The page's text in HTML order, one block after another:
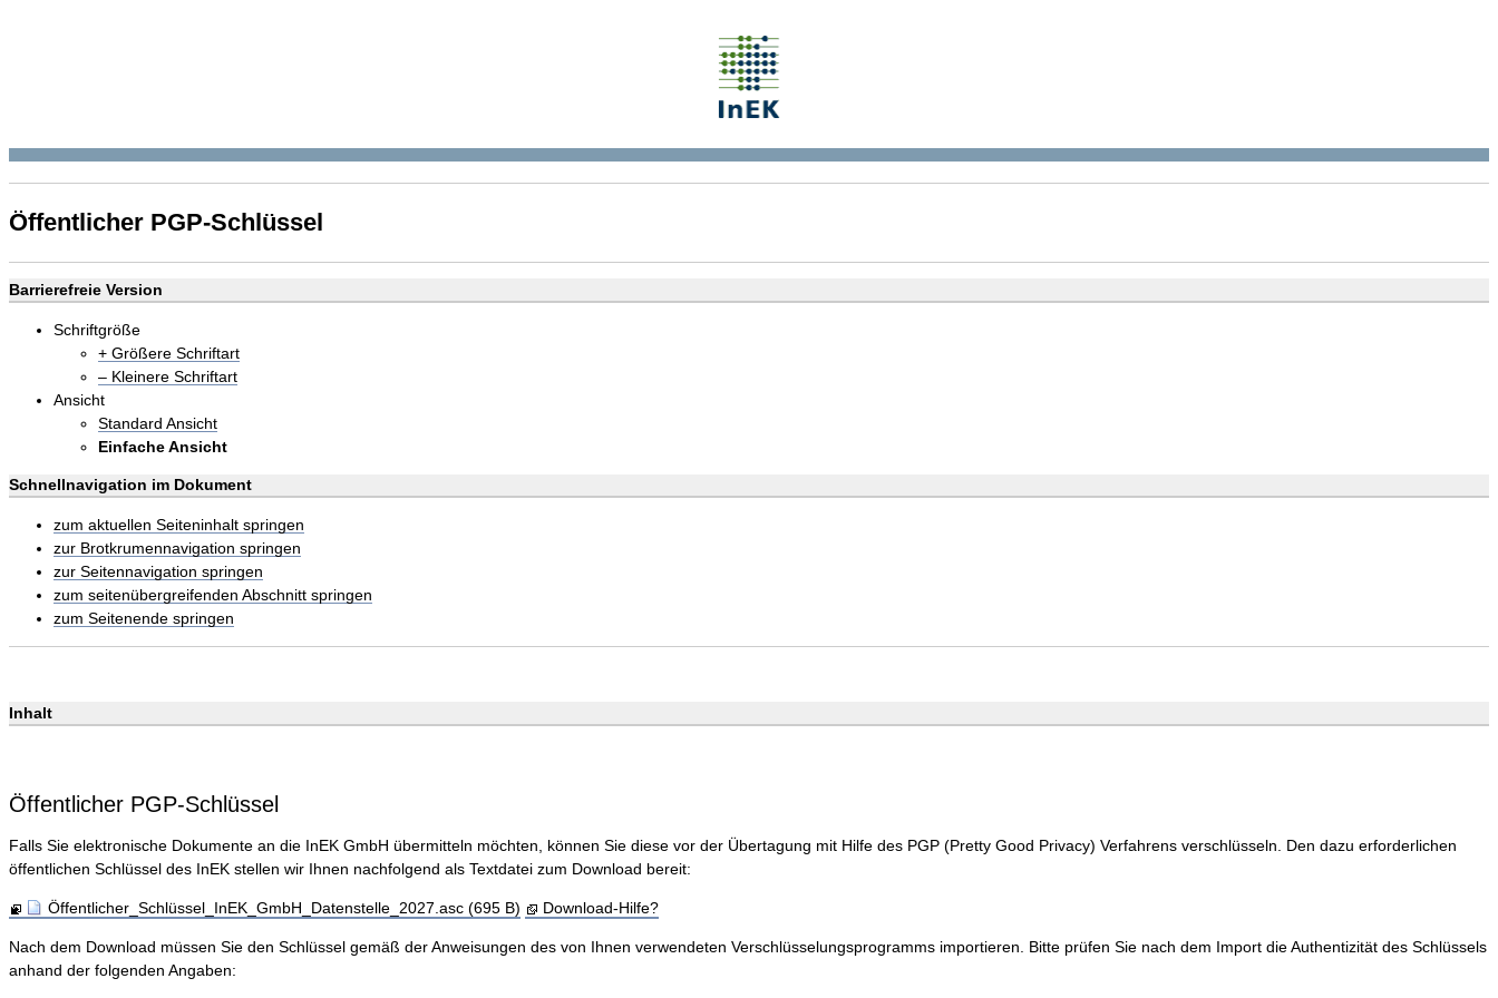
Öffentlicher PGP-Schlüssel
Barrierefreie Version
Schriftgröße
+ Größere Schriftart
– Kleinere Schriftart
Ansicht
Standard Ansicht
Einfache Ansicht
Schnellnavigation im Dokument
zum aktuellen Seiteninhalt springen
zur Brotkrumennavigation springen
zur Seitennavigation springen
zum seitenübergreifenden Abschnitt springen
zum Seitenende springen
Inhalt
Öffentlicher PGP-Schlüssel
Falls Sie elektronische Dokumente an die InEK GmbH übermitteln möchten, können Sie diese vor der Übertagung mit Hilfe des PGP (Pretty Good Privacy) Verfahrens verschlüsseln. Den dazu erforderlichen
öffentlichen Schlüssel des InEK stellen wir Ihnen nachfolgend als Textdatei zum Download bereit:
Öffentlicher_Schlüssel_InEK_GmbH_Datenstelle_2027.asc (695 B) Download-Hilfe?
Nach dem Download müssen Sie den Schlüssel gemäß der Anweisungen des von Ihnen verwendeten Verschlüsselungsprogramms importieren. Bitte prüfen Sie nach dem Import die Authentizität des Schlüssels
anhand der folgenden Angaben: